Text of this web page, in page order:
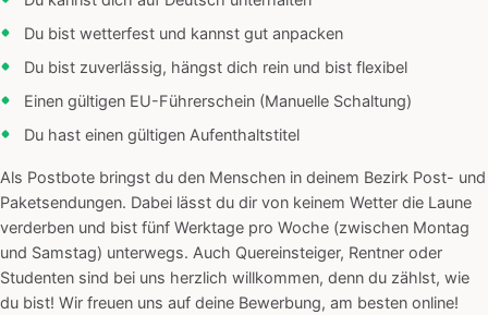
Du bist wetterfest und kannst gut anpacken
Du bist zuverlässig, hängst dich rein und bist flexibel
Einen gültigen EU-Führerschein (Manuelle Schaltung)
Du hast einen gültigen Aufenthaltstitel
Als Postbote bringst du den Menschen in deinem Bezirk Post- und
Paketsendungen. Dabei lässt du dir von keinem Wetter die Laune
verderben und bist fünf Werktage pro Woche (zwischen Montag
und Samstag) unterwegs. Auch Quereinsteiger, Rentner oder
Studenten sind bei uns herzlich willkommen, denn du zählst, wie
du bist! Wir freuen uns auf deine Bewerbung, am besten online!